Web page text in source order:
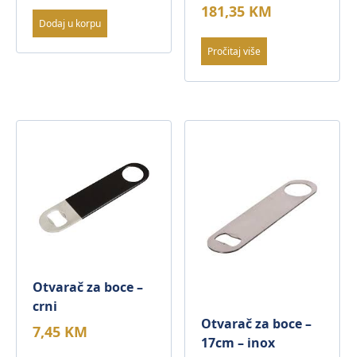
Dodaj u korpu
181,35 KM
Pročitaj više
Otvarač za boce –
crni
7,45 KM
Otvarač za boce –
17cm – inox